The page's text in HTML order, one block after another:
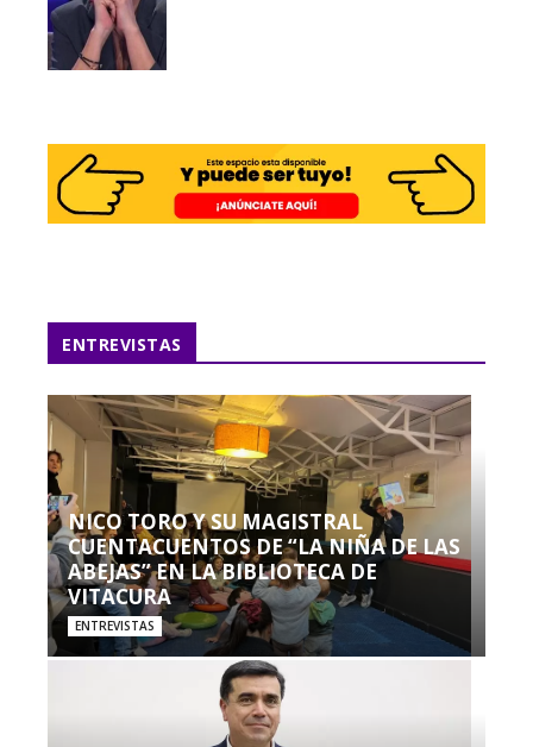
ENTREVISTAS
NICO TORO Y SU MAGISTRAL
CUENTACUENTOS DE “LA NIÑA DE LAS
ABEJAS” EN LA BIBLIOTECA DE
VITACURA
ENTREVISTAS